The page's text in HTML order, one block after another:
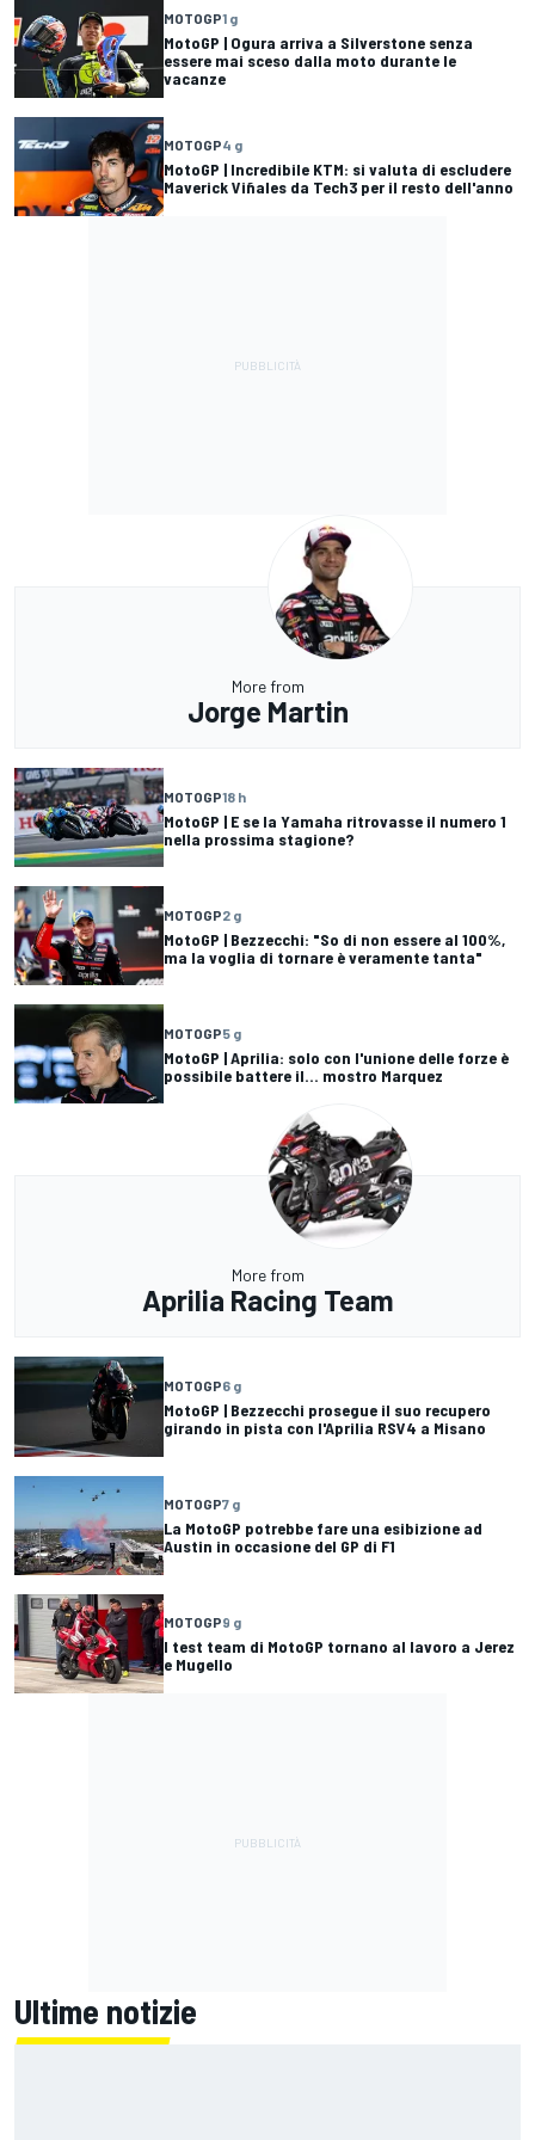
MOTOGP1 g
MotoGP | Ogura arriva a Silverstone senza
essere mai sceso dalla moto durante le
vacanze
MOTOGP4 g
MotoGP | Incredibile KTM: si valuta di escludere
Maverick Viñales da Tech3 per il resto dell'anno
More from
Jorge Martin
MOTOGP18 h
MotoGP | E se la Yamaha ritrovasse il numero 1
nella prossima stagione?
MOTOGP2 g
MotoGP | Bezzecchi: "So di non essere al 100%,
ma la voglia di tornare è veramente tanta"
MOTOGP5 g
MotoGP | Aprilia: solo con l'unione delle forze è
possibile battere il... mostro Marquez
More from
Aprilia Racing Team
MOTOGP6 g
MotoGP | Bezzecchi prosegue il suo recupero
girando in pista con l'Aprilia RSV4 a Misano
MOTOGP7 g
La MotoGP potrebbe fare una esibizione ad
Austin in occasione del GP di F1
MOTOGP9 g
I test team di MotoGP tornano al lavoro a Jerez
e Mugello
Ultime notizie